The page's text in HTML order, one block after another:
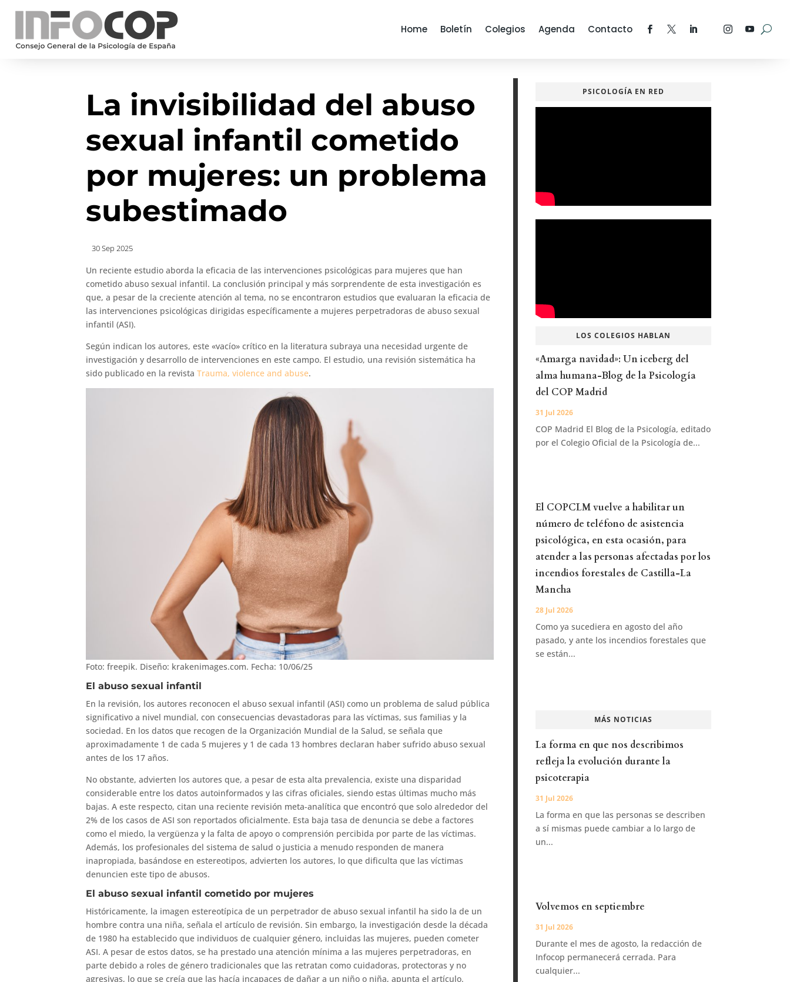
Home Boletín Colegios Agenda Contacto
La invisibilidad del abuso
sexual infantil cometido
por mujeres: un problema
subestimado
30 Sep 2025
Un reciente estudio aborda la eficacia de las intervenciones psicológicas para mujeres que han
cometido abuso sexual infantil. La conclusión principal y más sorprendente de esta investigación es
que, a pesar de la creciente atención al tema, no se encontraron estudios que evaluaran la eficacia de
las intervenciones psicológicas dirigidas específicamente a mujeres perpetradoras de abuso sexual
infantil (ASI).
Según indican los autores, este «vacío» crítico en la literatura subraya una necesidad urgente de
investigación y desarrollo de intervenciones en este campo. El estudio, una revisión sistemática ha
sido publicado en la revistaTrauma, violence and abuse.
Foto: freepik. Diseño: krakenimages.com. Fecha: 10/06/25
El abuso sexual infantil
En la revisión, los autores reconocen el abuso sexual infantil (ASI) como un problema de salud pública
significativo a nivel mundial, con consecuencias devastadoras para las víctimas, sus familias y la
sociedad. En los datos que recogen de la Organización Mundial de la Salud, se señala que
aproximadamente 1 de cada 5 mujeres y 1 de cada 13 hombres declaran haber sufrido abuso sexual
antes de los 17 años.
No obstante, advierten los autores que, a pesar de esta alta prevalencia, existe una disparidad
considerable entre los datos autoinformados y las cifras oficiales, siendo estas últimas mucho más
bajas. A este respecto, citan una reciente revisión meta-analítica que encontró que solo alrededor del
2% de los casos de ASI son reportados oficialmente. Esta baja tasa de denuncia se debe a factores
como el miedo, la vergüenza y la falta de apoyo o comprensión percibida por parte de las víctimas.
Además, los profesionales del sistema de salud o justicia a menudo responden de manera
inapropiada, basándose en estereotipos, advierten los autores, lo que dificulta que las víctimas
denuncien este tipo de abusos.
El abuso sexual infantil cometido por mujeres
Históricamente, la imagen estereotípica de un perpetrador de abuso sexual infantil ha sido la de un
hombre contra una niña, señala el artículo de revisión. Sin embargo, la investigación desde la década
de 1980 ha establecido que individuos de cualquier género, incluidas las mujeres, pueden cometer
ASI. A pesar de estos datos, se ha prestado una atención mínima a las mujeres perpetradoras, en
parte debido a roles de género tradicionales que las retratan como cuidadoras, protectoras y no
agresivas, lo que se creía que las hacía incapaces de dañar a un niño o niña, apunta el artículo.
PSICOLOGÍA EN RED
LOS COLEGIOS HABLAN
«Amarga navidad»: Un iceberg del
alma humana-Blog de la Psicología
del COP Madrid
31 Jul 2026
COP Madrid El Blog de la Psicología, editado
por el Colegio Oficial de la Psicología de...
El COPCLM vuelve a habilitar un
número de teléfono de asistencia
psicológica, en esta ocasión, para
atender a las personas afectadas por los
incendios forestales de Castilla-La
Mancha
28 Jul 2026
Como ya sucediera en agosto del año
pasado, y ante los incendios forestales que
se están...
MÁS NOTICIAS
La forma en que nos describimos
refleja la evolución durante la
psicoterapia
31 Jul 2026
La forma en que las personas se describen
a sí mismas puede cambiar a lo largo de
un...
Volvemos en septiembre
31 Jul 2026
Durante el mes de agosto, la redacción de
Infocop permanecerá cerrada. Para
cualquier...